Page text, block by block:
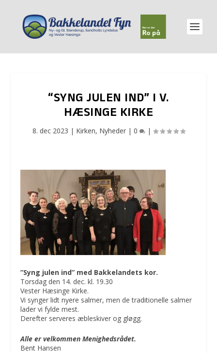
“SYNG JULEN IND” I V.
HÆSINGE KIRKE
8. dec 2023 | Kirken, Nyheder| 0 |
”Syng julen ind” med Bakkelandets kor.
Torsdag den 14. dec. kl. 19.30
Vester Hæsinge Kirke.
Vi synger lidt nyere salmer, men de traditionelle salmer
lader vi fylde mest.
Derefter serveres æbleskiver og gløgg.
Alle er velkommen Menighedsrådet.
Bent Hansen